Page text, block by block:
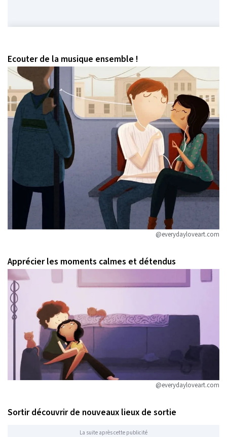
Ecouter de la musique ensemble !
@everydayloveart.com
Apprécier les moments calmes et détendus
@everydayloveart.com
Sortir découvrir de nouveaux lieux de sortie
La suite après cette publicité